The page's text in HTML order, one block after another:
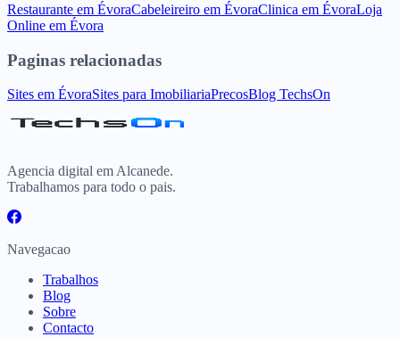
Restaurante em ÉvoraCabeleireiro em ÉvoraClinica em ÉvoraLoja
Online em Évora
Paginas relacionadas
Sites em ÉvoraSites para ImobiliariaPrecosBlog TechsOn
Agencia digital em Alcanede.
Trabalhamos para todo o pais.
Navegacao
Trabalhos
Blog
Sobre
Contacto